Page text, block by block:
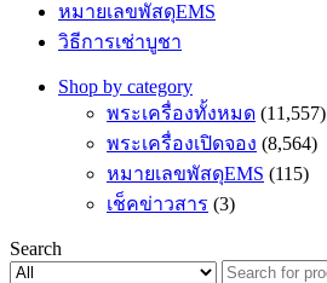
หมายเลขพัสดุEMS
วิธีการเช่าบูชา
Shop by category
พระเครื่องทั้งหมด (11,557)
พระเครื่องเปิดจอง (8,564)
หมายเลขพัสดุEMS (115)
เช็คข่าวสาร (3)
Search